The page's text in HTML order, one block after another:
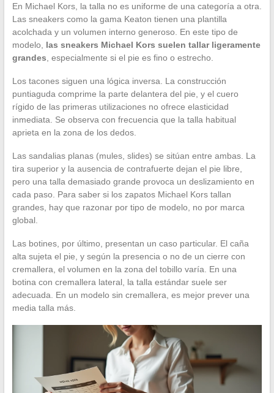
En Michael Kors, la talla no es uniforme de una categoría a otra.
Las sneakers como la gama Keaton tienen una plantilla
acolchada y un volumen interno generoso. En este tipo de
modelo, las sneakers Michael Kors suelen tallar ligeramente
grandes , especialmente si el pie es fino o estrecho.
Los tacones siguen una lógica inversa. La construcción
puntiaguda comprime la parte delantera del pie, y el cuero
rígido de las primeras utilizaciones no ofrece elasticidad
inmediata. Se observa con frecuencia que la talla habitual
aprieta en la zona de los dedos.
Las sandalias planas (mules, slides) se sitúan entre ambas. La
tira superior y la ausencia de contrafuerte dejan el pie libre,
pero una talla demasiado grande provoca un deslizamiento en
cada paso. Para saber si los zapatos Michael Kors tallan
grandes, hay que razonar por tipo de modelo, no por marca
global.
Las botines, por último, presentan un caso particular. El caña
alta sujeta el pie, y según la presencia o no de un cierre con
cremallera, el volumen en la zona del tobillo varía. En una
botina con cremallera lateral, la talla estándar suele ser
adecuada. En un modelo sin cremallera, es mejor prever una
media talla más.